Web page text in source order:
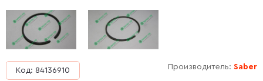
Производитель: Saber
Код: 84136910